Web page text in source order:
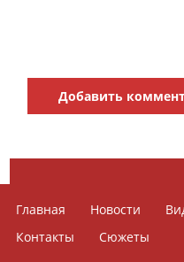
Добавить
Главная Новости
Контакты
Сюжеты